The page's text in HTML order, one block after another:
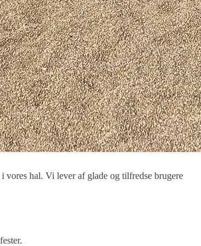
hal. Vi lever af glade og tilfredse brugere